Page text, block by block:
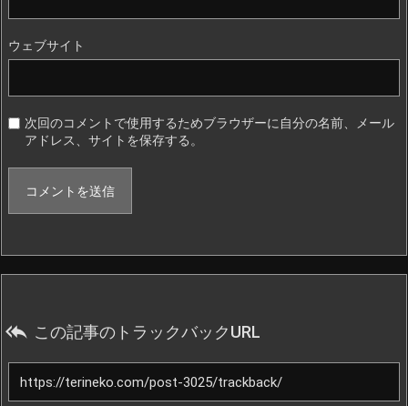
ウェブサイト
次回のコメントで使用するためブラウザーに自分の名前、メール
アドレス、サイトを保存する。
 この記事のトラックバックURL